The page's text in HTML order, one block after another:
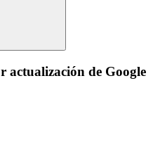
actualización de Google